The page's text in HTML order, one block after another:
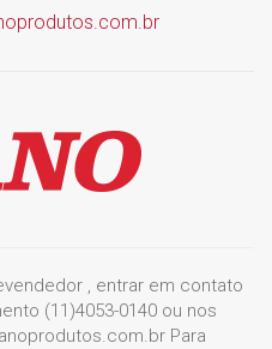
, entrar em contato
(11)4053-0140 ou nos
Para